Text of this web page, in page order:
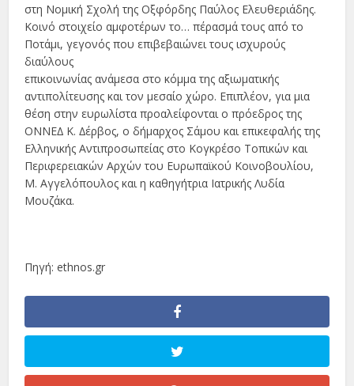
στη Νοµική Σχολή της Οξφόρδης Παύλος Ελευθεριάδης.
Κοινό στοιχείο αµφοτέρων το… πέρασµά τους από το
Ποτάµι, γεγονός που επιβεβαιώνει τους ισχυρούς
διαύλους
επικοινωνίας ανάµεσα στο κόµµα της αξιωµατικής
αντιπολίτευσης και τον µεσαίο χώρο. Επιπλέον, για µια
θέση στην ευρωλίστα προαλείφονται ο πρόεδρος της
ΟΝΝΕ∆ Κ. ∆έρβος, ο δήµαρχος Σάµου και επικεφαλής της
Ελληνικής Αντιπροσωπείας στο Κογκρέσο Τοπικών και
Περιφερειακών Αρχών του Ευρωπαϊκού Κοινοβουλίου,
Μ. Αγγελόπουλος και η καθηγήτρια Ιατρικής Λυδία
Μουζάκα.
Πηγή: ethnos.gr